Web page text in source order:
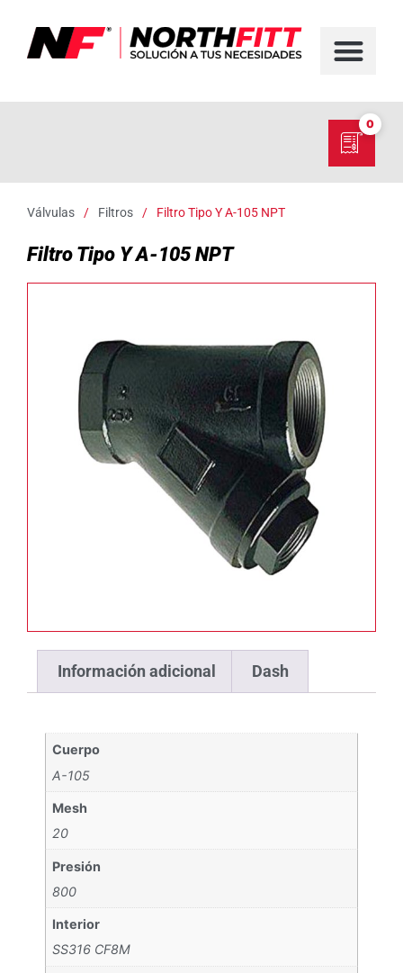
0
Válvulas / Filtros / Filtro Tipo Y A-105 NPT
Filtro Tipo Y A-105 NPT
Información adicional Dash
Cuerpo
A-105
Mesh
20
Presión
800
Interior
SS316 CF8M